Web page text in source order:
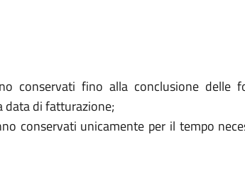
conservati fino alla conclusione delle
data di fatturazione;
conservati unicamente per il tempo